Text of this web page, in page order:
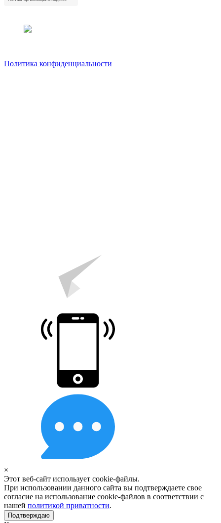
Политика конфиденциальности
×
Этот веб-сайт использует cookie-файлы.
При использовании данного сайта вы подтверждаете свое
согласие на использование cookie-файлов в соответствии с
нашей политикой приватности.
Подтверждаю